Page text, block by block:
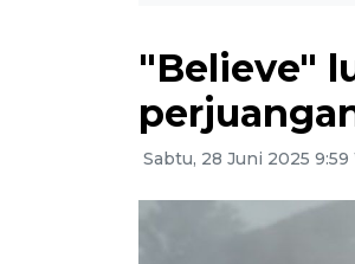
"Believe"
Sabtu, 28 Juni 2025 9:59